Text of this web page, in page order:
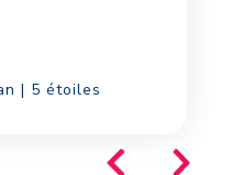
| 5 étoiles